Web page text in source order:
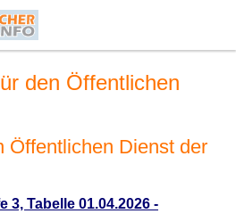
den Öffentlichen
Öffentlichen Dienst der
3, Tabelle 01.04.2026 -